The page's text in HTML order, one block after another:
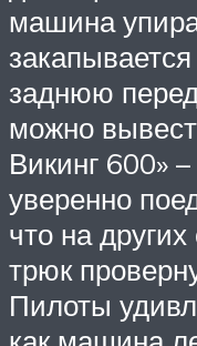
машина
заднюю
можно
Викинг 600»
уверенно
что на других
трюк
Пилоты